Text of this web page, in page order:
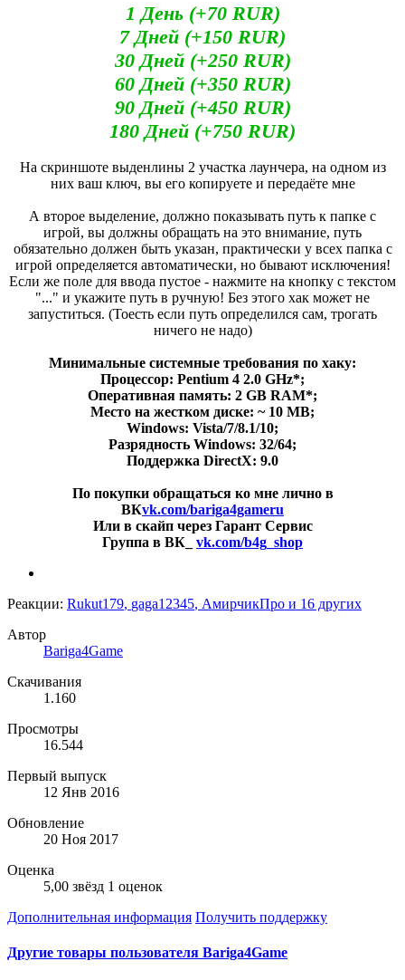
1 День (+70 RUR)
7 Дней (+150 RUR)
30 Дней (+250 RUR)
60 Дней (+350 RUR)
90 Дней (+450 RUR)
180 Дней (+750 RUR)
На скриншоте выденлины 2 участка лаунчера, на одном из
них ваш ключ, вы его копируете и передаёте мне
А второе выделение, должно показывать путь к папке с
игрой, вы должны обращать на это внимание, путь
обязательно должен быть указан, практически у всех папка с
игрой определяется автоматически, но бывают исключения!
Если же поле для ввода пустое - нажмите на кнопку с текстом
"..." и укажите путь в ручную! Без этого хак может не
запуститься. (Тоесть если путь определился сам, трогать
ничего не надо)
Минимальные системные требования по хаку:
Процессор: Pentium 4 2.0 GHz*;
Оперативная память: 2 GB RAM*;
Место на жестком диске: ~ 10 MB;
Windows: Vista/7/8.1/10;
Разрядность Windows: 32/64;
Поддержка DirectX: 9.0
По покупки обращаться ко мне лично в
ВКvk.com/bariga4gameru
Или в скайп через Гарант Сервис
Группа в ВК_ vk.com/b4g_shop
Реакции: Rukut179, gaga12345, АмирчикПро и 16 других
Автор
Bariga4Game
Скачивания
1.160
Просмотры
16.544
Первый выпуск
12 Янв 2016
Обновление
20 Ноя 2017
Оценка
5,00 звёзд 1 оценок
Дополнительная информация Получить поддержку
Другие товары пользователя Bariga4Game